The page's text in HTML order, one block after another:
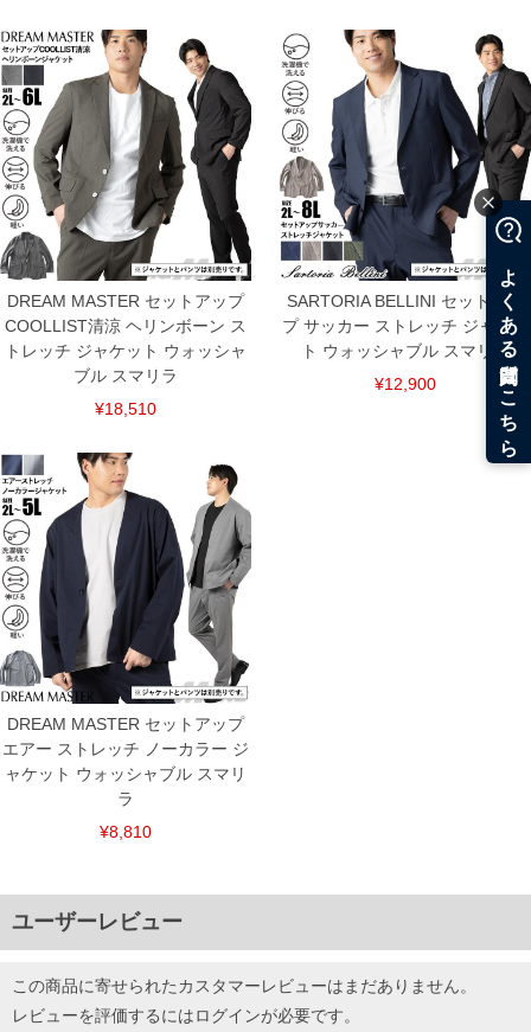
す。そのようなことがない様最大限に努めておりますが、もしあった場合速やかにご
連絡させて頂きますので予めご了承ください。
ITEM INTRODUCTION
DREAM MASTER セットアップ
COOLLIST清涼 ヘリンボーン ス
トレッチ ジャケット ウォッシャ
ブル スマリラ
¥18,510
SARTORIA BELLINI セットアッ
プ サッカー ストレッチ ジャケッ
ト ウォッシャブル スマリラ
¥12,900
DREAM MASTER セットアップ
エアー ストレッチ ノーカラー ジ
ャケット ウォッシャブル スマリ
ラ
¥8,810
ユーザーレビュー
この商品に寄せられたカスタマーレビューはまだありません。
レビューを評価するにはログインが必要です。